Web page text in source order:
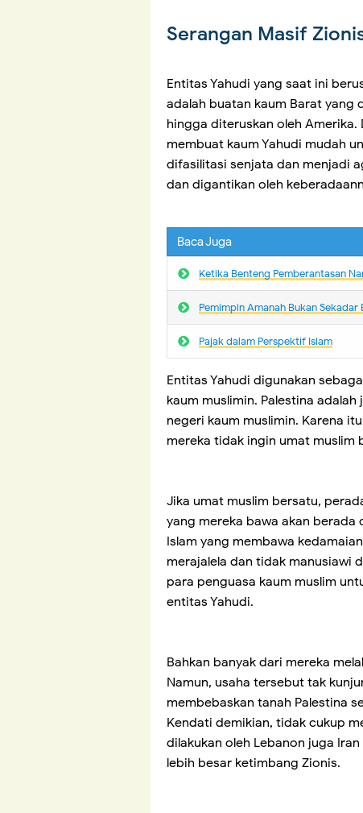
Serangan Masif
Entitas Yahudi yang saat ini
adalah buatan kaum Barat yang
hingga diteruskan oleh
membuat kaum Yahudi mudah
difasilitasi senjata dan menjadi
dan digantikan oleh
Baca Juga
Ketika Benteng Pemberantasan
Pemimpin Amanah Bukan Sekadar
Pajak dalam Perspektif Islam
Entitas Yahudi digunakan
kaum muslimin. Palestina
negeri kaum muslimin. Karena
mereka tidak ingin umat muslim
Jika umat muslim bersatu,
yang mereka bawa akan
Islam yang membawa
merajalela dan tidak manusiawi
para penguasa kaum muslim
entitas Yahudi.
Bahkan banyak dari mereka
Namun, usaha tersebut tak
membebaskan tanah Palestina
Kendati demikian, tidak cukup
dilakukan oleh Lebanon juga
lebih besar ketimbang Zionis.